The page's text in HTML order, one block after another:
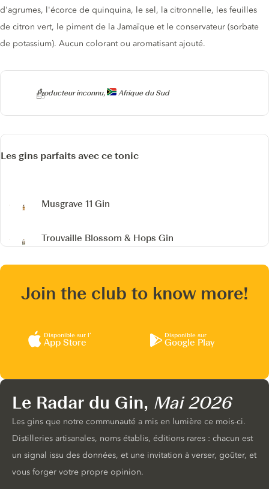
Producteur
Producteur inconnu, Afrique du Sud
d'agrumes, l'écorce de quinquina, le sel, la citronnelle, les feuilles
de citron vert, le piment de la Jamaïque et le conservateur (sorbate
de potassium). Aucun colorant ou aromatisant ajouté.
Les gins parfaits avec ce tonic
Musgrave 11 Gin
Trouvaille Blossom & Hops Gin
Join the club to know more!
Disponible sur l’
App Store
Disponible sur
Google Play
Le Radar du Gin, Mai 2026
Les gins que notre communauté a mis en lumière ce mois-ci.
Distilleries artisanales, noms établis, éditions rares : chacun est
un signal issu des données, et une invitation à verser, goûter, et
vous forger votre propre opinion.